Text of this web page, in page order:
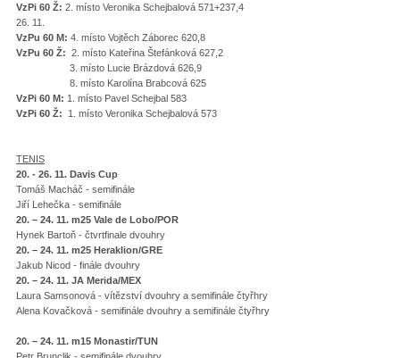
VzPi 60 Ž: 2. místo Veronika Schejbalová 571+237,4
26. 11.
VzPu 60 M: 4. místo Vojtěch Záborec 620,8
VzPu 60 Ž: 2. místo Kateřina Štefánková 627,2
3. místo Lucie Brázdová 626,9
8. místo Karolína Brabcová 625
VzPi 60 M: 1. místo Pavel Schejbal 583
VzPi 60 Ž: 1. místo Veronika Schejbalová 573
TENIS
20. - 26. 11. Davis Cup
Tomáš Macháč - semifinále
Jiří Lehečka - semifinále
20. – 24. 11. m25 Vale de Lobo/POR
Hynek Bartoň - čtvrtfinale dvouhry
20. – 24. 11. m25 Heraklion/GRE
Jakub Nicod - finále dvouhry
20. – 24. 11. JA Merida/MEX
Laura Samsonová - vítězství dvouhry a semifinále čtyřhry
Alena Kovačková - semifinále dvouhry a semifinále čtyřhry
20. – 24. 11. m15 Monastir/TUN